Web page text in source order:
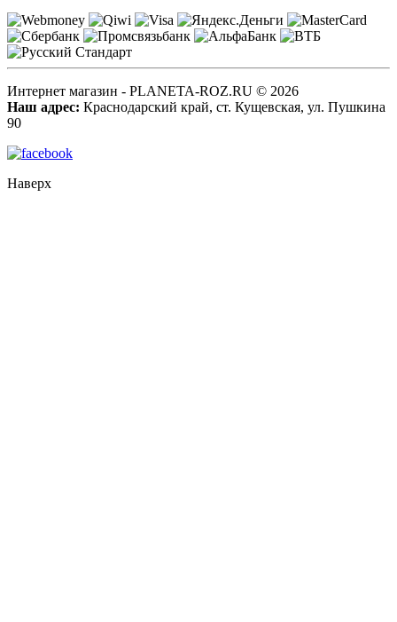
Интернет магазин - PLANETA-ROZ.RU © 2026
Наш адрес: Краснодарский край, ст. Кущевская, ул. Пушкина
90
Наверх